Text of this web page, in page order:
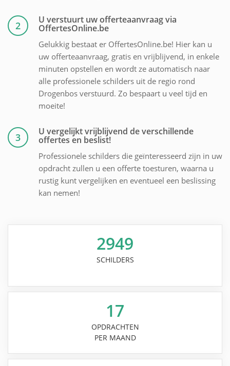
2 U verstuurt uw offerteaanvraag via
OffertesOnline.be
Gelukkig bestaat er OffertesOnline.be! Hier kan u
uw offerteaanvraag, gratis en vrijblijvend, in enkele
minuten opstellen en wordt ze automatisch naar
alle professionele schilders uit de regio rond
Drogenbos verstuurd. Zo bespaart u veel tijd en
moeite!
3 U vergelijkt vrijblijvend de verschillende
offertes en beslist!
Professionele schilders die geïnteresseerd zijn in uw
opdracht zullen u een offerte toesturen, waarna u
rustig kunt vergelijken en eventueel een beslissing
kan nemen!
2949
SCHILDERS
17
OPDRACHTEN
PER MAAND